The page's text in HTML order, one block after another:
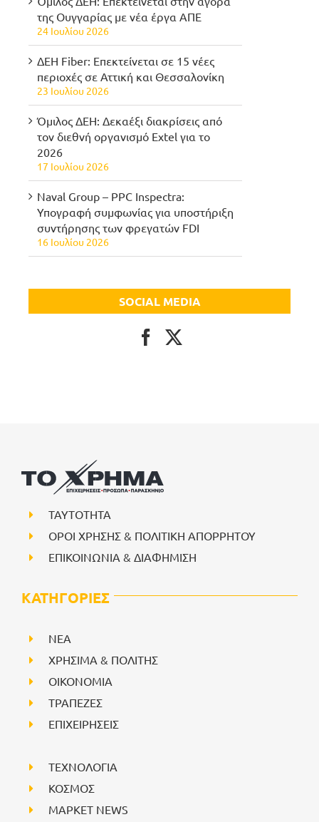
της Ουγγαρίας με νέα έργα ΑΠΕ
24 Ιουλίου 2026
ΔΕΗ Fiber: Επεκτείνεται σε 15 νέες
περιοχές σε Αττική και Θεσσαλονίκη
23 Ιουλίου 2026
Όμιλος ΔΕΗ: Δεκαέξι διακρίσεις από
τον διεθνή οργανισμό Extel για το
2026
17 Ιουλίου 2026
Naval Group – PPC Inspectra:
Υπογραφή συμφωνίας για υποστήριξη
συντήρησης των φρεγατών FDI
16 Ιουλίου 2026
SOCIAL MEDIA
ΤΑΥΤΟΤΗΤΑ
ΟΡΟΙ ΧΡΗΣΗΣ & ΠΟΛΙΤΙΚΗ ΑΠΟΡΡΗΤΟΥ
ΕΠΙΚΟΙΝΩΝΙΑ & ΔΙΑΦΗΜΙΣΗ
ΚΑΤΗΓΟΡΙΕΣ
NEA
ΧΡΗΣΙΜΑ & ΠΟΛΙΤΗΣ
ΟΙΚΟΝΟΜΙΑ
ΤΡΑΠΕΖΕΣ
ΕΠΙΧΕΙΡΗΣΕΙΣ
ΤΕΧΝΟΛΟΓΙΑ
ΚΟΣΜΟΣ
ΜΑΡΚΕΤ NEWS